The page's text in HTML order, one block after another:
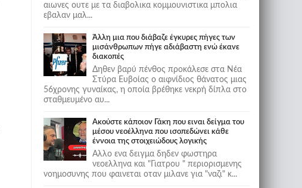
αιωνες ουτε με τα διαβολικα κομμουνιστικα μπολια
εβαλαν μαλ...
Άλλη μια που διάβαζε έγκυρες πήγες των
μισάνθρωπων πήγε αδιάβαστη ενώ έκανε
διακοπές
Δηθεν βαρύ πένθος προκάλεσε στα Νέα
Στύρα Ευβοίας ο αιφνίδιος θάνατος μιας
56χρονης γυναίκας, η οποία βρέθηκε νεκρή δίπλα στο
σταθμευμένο αυ...
Ακούστε κάποιον Γάκη που ειναι δείγμα του
μέσου νεοέλληνα που ισοπεδώνει κάθε
έννοια της στοιχειώδους λογικής
Αλλο ενα δειγμα δηδεν φωστηρα
νεοελληνα και "Γιατρου " περιορισμενης
νοημοσυνης που φαινεται οταν μιλανε για "ναζι" κ...